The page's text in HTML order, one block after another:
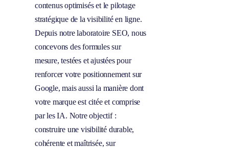
contenus optimisés et le pilotage
stratégique de la visibilité en ligne.
Depuis notre laboratoire SEO, nous
concevons des formules sur
mesure, testées et ajustées pour
renforcer votre positionnement sur
Google, mais aussi la manière dont
votre marque est citée et comprise
par les IA. Notre objectif :
construire une visibilité durable,
cohérente et maîtrisée, sur